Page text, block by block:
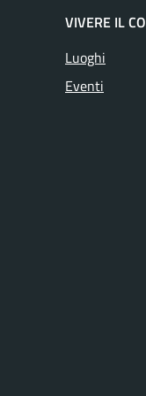
VIVERE IL
Luoghi
Eventi